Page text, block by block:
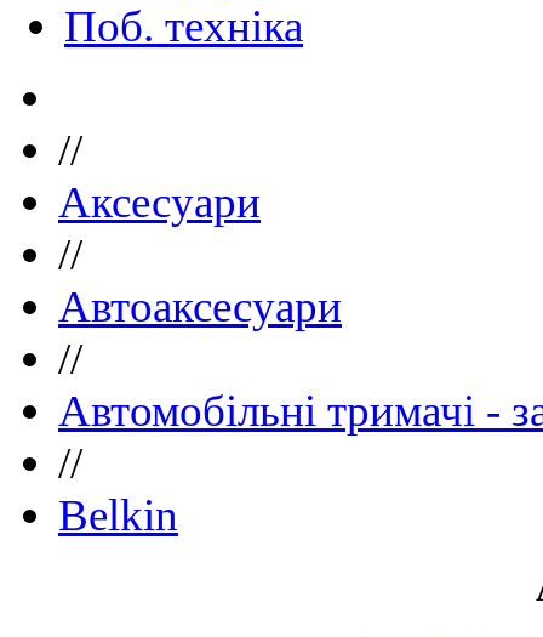
Поб. техніка
//
Аксесуари
//
Автоаксесуари
//
Автомобільні тримачі -
//
Belkin